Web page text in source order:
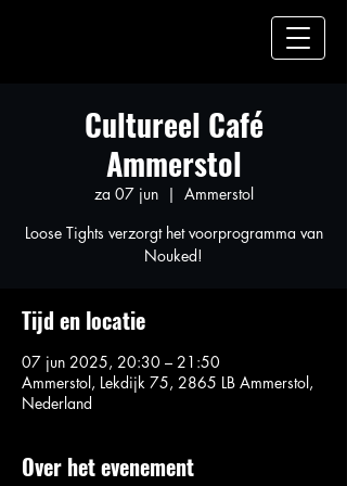
Cultureel Café
Ammerstol
za 07 jun
  |
Ammerstol
Loose Tights verzorgt het voorprogramma van
Nouked!
Tijd en locatie
07 jun 2025, 20:30 – 21:50
Ammerstol, Lekdijk 75, 2865 LB Ammerstol,
Nederland
Over het evenement